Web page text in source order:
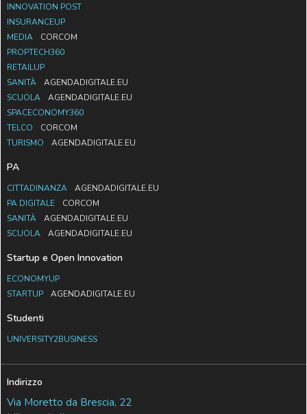
INNOVATION POST
INSURANCEUP
MEDIA
CORCOM
PROPTECH360
RETAILUP
SANITÀ
AGENDADIGITALE.EU
SCUOLA
AGENDADIGITALE.EU
SPACECONOMY360
TELCO
CORCOM
TURISMO
AGENDADIGITALE.EU
PA
CITTADINANZA
AGENDADIGITALE.EU
PA DIGITALE
CORCOM
SANITÀ
AGENDADIGITALE.EU
SCUOLA
AGENDADIGITALE.EU
Startup e Open Innovation
ECONOMYUP
STARTUP
AGENDADIGITALE.EU
Studenti
UNIVERSITY2BUSINESS
Indirizzo
Via Moretto da Brescia, 22